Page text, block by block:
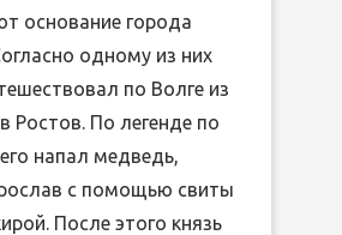
основание города
одному из них
по Волге из
Ростов. По легенде по
напал медведь,
с помощью свиты
После этого князь